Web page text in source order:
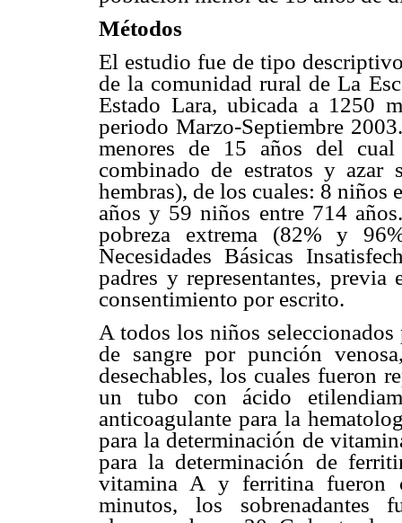
Métodos
El estudio fue de tipo
de la comunidad rural de La
Estado Lara, ubicada a 1250
periodo Marzo-Septiembre
menores de 15 años del
combinado de estratos y
hembras), de los cuales: 8 niños
años y 59 niños entre 714
pobreza extrema (82% y
Necesidades Básicas
padres y representantes,
consentimiento por escrito.
A todos los niños
de sangre por punción
desechables, los cuales fueron
un tubo con ácido
anticoagulante para la
para la determinación de
para la determinación de
vitamina A y ferritina fueron
minutos, los sobrenadantes